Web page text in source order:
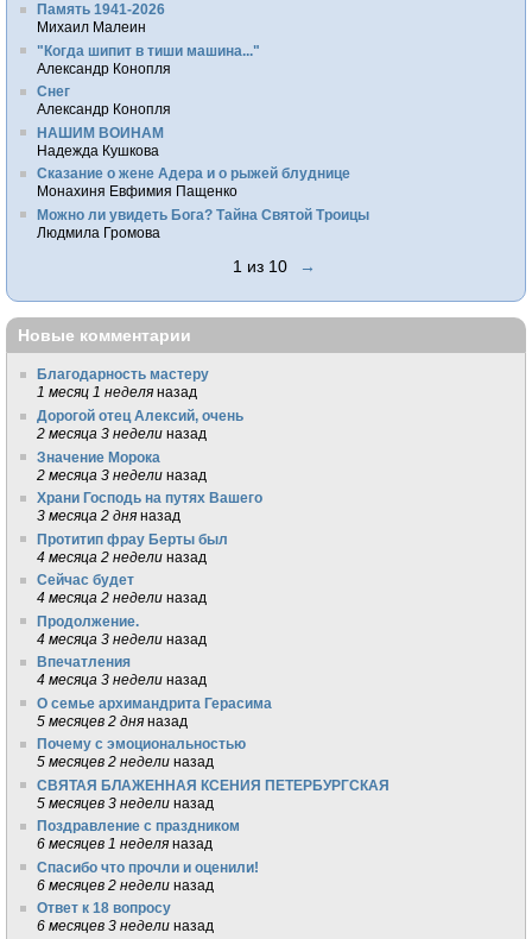
Память 1941-2026
Михаил Малеин
"Когда шипит в тиши машина..."
Александр Конопля
Снег
Александр Конопля
НАШИМ ВОИНАМ
Надежда Кушкова
Сказание о жене Адера и о рыжей блуднице
Монахиня Евфимия Пащенко
Можно ли увидеть Бога? Тайна Святой Троицы
Людмила Громова
1 из 10 →
Новые комментарии
Благодарность мастеру
1 месяц 1 неделя назад
Дорогой отец Алексий, очень
2 месяца 3 недели назад
Значение Морока
2 месяца 3 недели назад
Храни Господь на путях Вашего
3 месяца 2 дня назад
Протитип фрау Берты был
4 месяца 2 недели назад
Сейчас будет
4 месяца 2 недели назад
Продолжение.
4 месяца 3 недели назад
Впечатления
4 месяца 3 недели назад
О семье архимандрита Герасима
5 месяцев 2 дня назад
Почему с эмоциональностью
5 месяцев 2 недели назад
СВЯТАЯ БЛАЖЕННАЯ КСЕНИЯ ПЕТЕРБУРГСКАЯ
5 месяцев 3 недели назад
Поздравление с праздником
6 месяцев 1 неделя назад
Спасибо что прочли и оценили!
6 месяцев 2 недели назад
Ответ к 18 вопросу
6 месяцев 3 недели назад